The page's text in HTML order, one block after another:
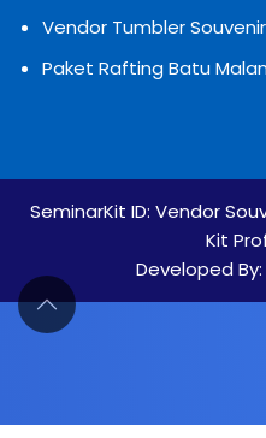
Vendor Tumbler Souvenir
Paket Rafting Batu
SeminarKit ID: Vendor
Kit
Developed By: